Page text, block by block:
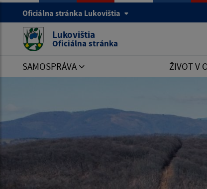
Oficiálna stránka Lukovištia
Lukovištia
Oficiálna stránka
SAMOSPRÁVA ŽIVOT V